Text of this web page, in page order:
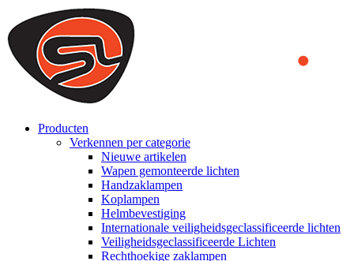
We use cookies to ensure that we provide you the best experience
on our website. By continuing to browse this website, you accept
that cookies are used to help us analyze how the website is used and
to offer you a better experience. To learn more or to find out how
you can disable cookies, you can access our
Producten
Verkennen per categorie
Nieuwe artikelen
Wapen gemonteerde lichten
Handzaklampen
Koplampen
Helmbevestiging
Internationale veiligheidsgeclassificeerde lichten
Veiligheidsgeclassificeerde Lichten
Rechthoekige zaklampen